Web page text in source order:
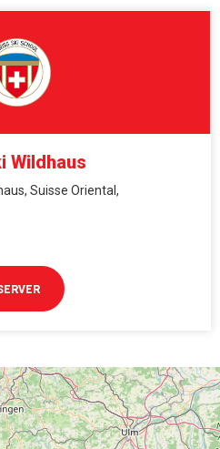
Wildhaus
Suisse Oriental,